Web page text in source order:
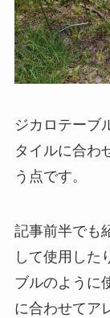
ジカロテーブ
タイルに合わ
う点です。
記事前半でも
して使用した
ブルのように
に合わせてア